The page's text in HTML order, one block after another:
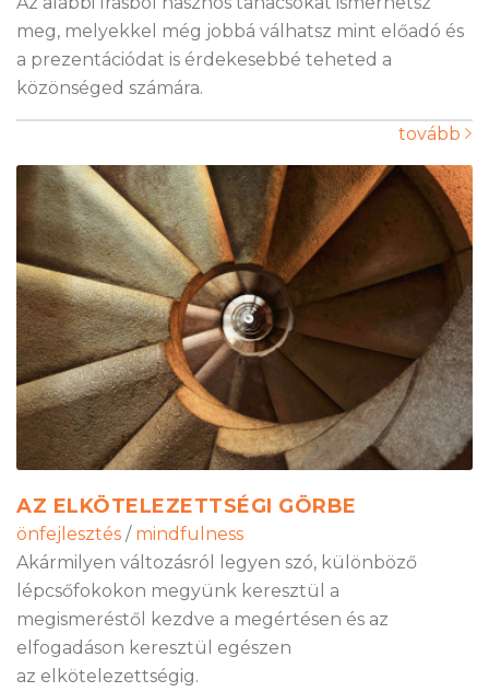
meg, melyekkel még jobbá válhatsz mint előadó és
a prezentációdat is érdekesebbé teheted a
közönséged számára.
tovább
AZ ELKÖTELEZETTSÉGI GÖRBE
önfejlesztés / mindfulness
Akármilyen változásról legyen szó, különböző
lépcsőfokokon megyünk keresztül a
megismeréstől kezdve a megértésen és az
elfogadáson keresztül egészen
az elkötelezettségig.